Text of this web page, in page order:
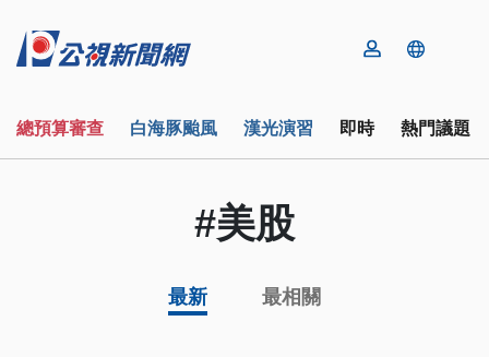
總預算審查 白海豚颱風 漢光演習 即時 熱門議題
#美股
最新 最相關